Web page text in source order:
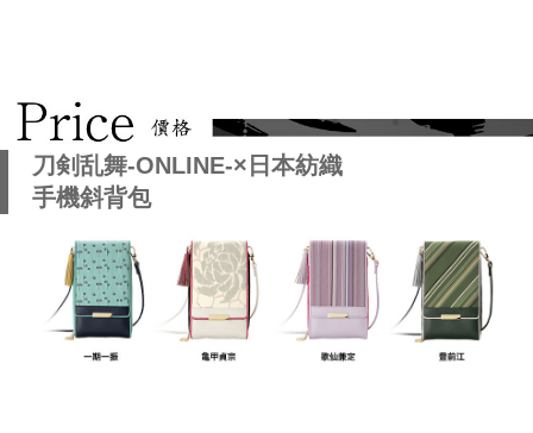
刀剣乱舞-ONLINE-×日本紡織
手機斜背包